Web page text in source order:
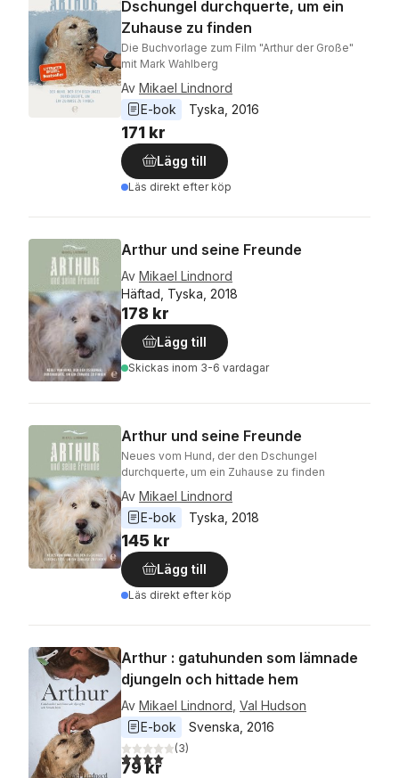
Dschungel durchquerte, um ein
Zuhause zu finden
Die Buchvorlage zum Film "Arthur der Große"
mit Mark Wahlberg
Av Mikael Lindnord
E-bok
Tyska 2016
171 kr
Lägg till
Läs direkt efter köp
Arthur und seine Freunde
Av Mikael Lindnord
Häftad, Tyska, 2018
178 kr
Lägg till
Skickas inom 3-6 vardagar
Arthur und seine Freunde
Neues vom Hund, der den Dschungel
durchquerte, um ein Zuhause zu finden
Av Mikael Lindnord
E-bok
Tyska 2018
145 kr
Lägg till
Läs direkt efter köp
Arthur : gatuhunden som lämnade
djungeln och hittade hem
Av Mikael Lindnord Val Hudson
E-bok
Svenska 2016
4,0utav 5 stjärnor. Totalt antal röster:
(3)
79 kr